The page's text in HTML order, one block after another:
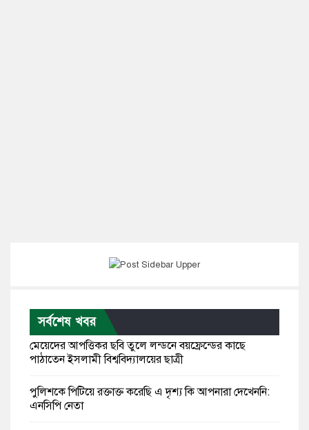
সর্বশেষ খবর
মেয়েদের আপত্তিকর ছবি তুলে লন্ডনে বয়ফ্রেন্ডের কাছে
পাঠাতেন ইসলামী বিশ্ববিদ্যালয়ের ছাত্রী
পুলিশকে পিটিয়ে রক্তাক্ত করেছি এ দৃশ্য কি আপনারা দেখেননি:
এনসিপি নেতা